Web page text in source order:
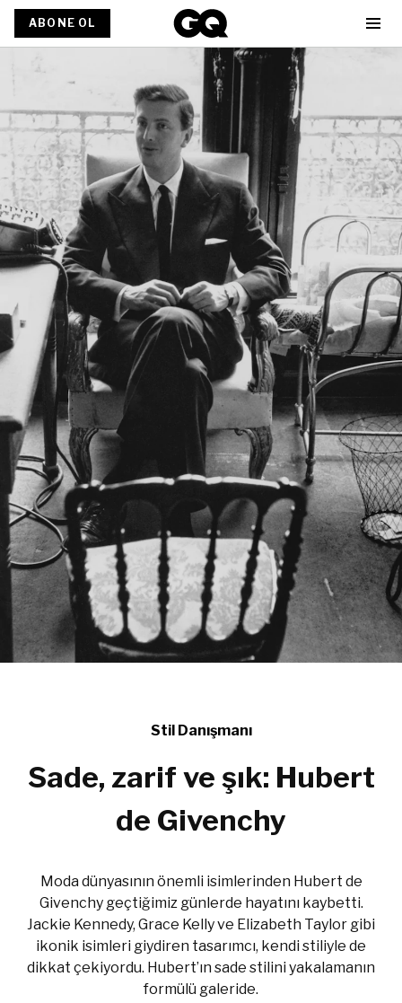
ABONE OL
Stil Danışmanı
Sade, zarif ve şık: Hubert
de Givenchy
Moda dünyasının önemli isimlerinden Hubert de
Givenchy geçtiğimiz günlerde hayatını kaybetti.
Jackie Kennedy, Grace Kelly ve Elizabeth Taylor gibi
ikonik isimleri giydiren tasarımcı, kendi stiliyle de
dikkat çekiyordu. Hubert’ın sade stilini yakalamanın
formülü galeride.